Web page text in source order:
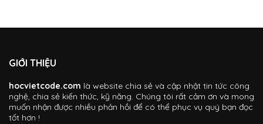
GIỚI THIỆU
hocvietcode.com là website chia sẻ và cập nhật tin tức công
nghệ, chia sẻ kiến thức, kỹ năng. Chúng tôi rất cảm ơn và mong
muốn nhận được nhiều phản hồi để có thể phục vụ quý bạn đọc
tốt hơn !